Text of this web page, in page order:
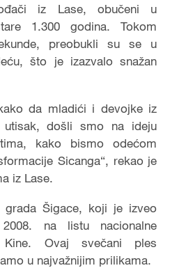
iz Lase, obučeni u
1.300 godina. Tokom
preobukli su se u
što je izazvalo snažan
da mladići i devojke iz
utisak, došli smo na ideju
kako bismo odećom
Sicanga“, rekao je
iz Lase.
Šigace, koji je izveo
na listu nacionalne
Kine. Ovaj svečani ples
u najvažnijim prilikama.